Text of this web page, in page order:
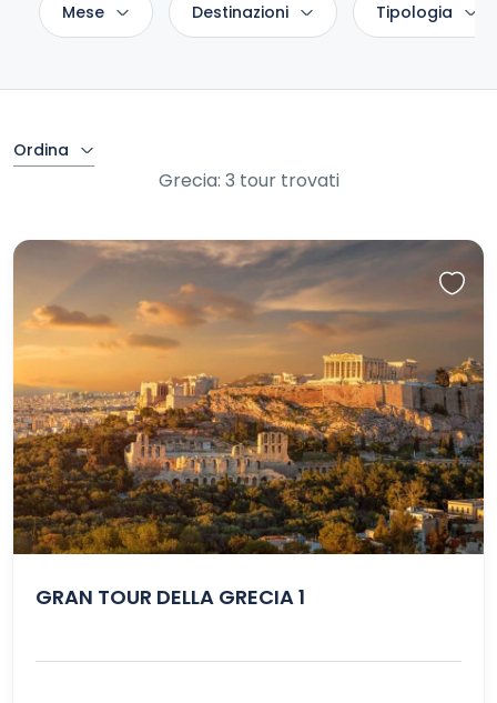
Mese Destinazioni Tipologia
Ordina
Grecia: 3 tour trovati
GRAN TOUR DELLA GRECIA 1